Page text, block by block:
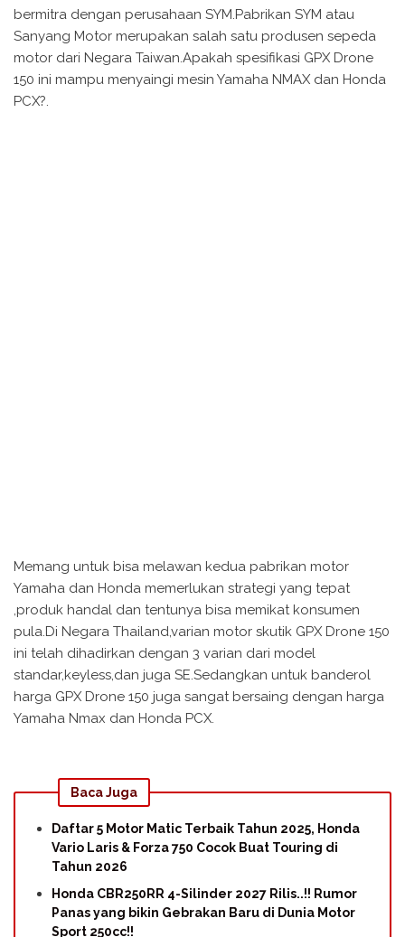
bermitra dengan perusahaan SYM.Pabrikan SYM atau
Sanyang Motor merupakan salah satu produsen sepeda
motor dari Negara Taiwan.Apakah spesifikasi GPX Drone
150 ini mampu menyaingi mesin Yamaha NMAX dan Honda
PCX?.
Memang untuk bisa melawan kedua pabrikan motor
Yamaha dan Honda memerlukan strategi yang tepat
,produk handal dan tentunya bisa memikat konsumen
pula.Di Negara Thailand,varian motor skutik GPX Drone 150
ini telah dihadirkan dengan 3 varian dari model
standar,keyless,dan juga SE.Sedangkan untuk banderol
harga GPX Drone 150 juga sangat bersaing dengan harga
Yamaha Nmax dan Honda PCX.
Baca Juga
Daftar 5 Motor Matic Terbaik Tahun 2025, Honda
Vario Laris & Forza 750 Cocok Buat Touring di
Tahun 2026
Honda CBR250RR 4-Silinder 2027 Rilis..!! Rumor
Panas yang bikin Gebrakan Baru di Dunia Motor
Sport 250cc!!